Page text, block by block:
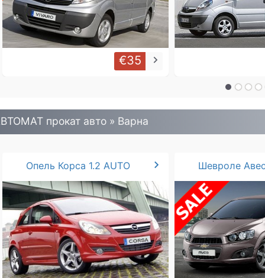
€35 keyboard_arrow_right
прокат авто » Варна
Опель Корса 1.2 AUTO chevron_right